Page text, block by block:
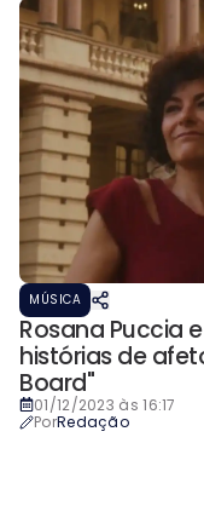
MÚSICA
Rosana Puccia
histórias de
Board"
01/12/2023 às 16:17
PorRedação